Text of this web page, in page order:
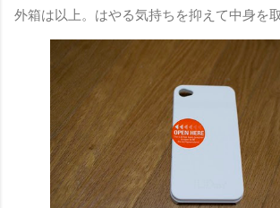
外箱は以上。はやる気持ちを抑えて中身を